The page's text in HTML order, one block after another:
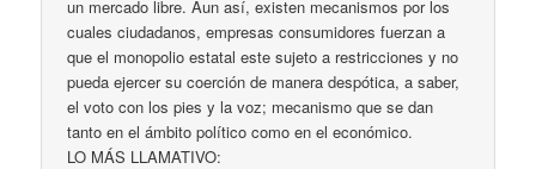
un mercado libre. Aun así, existen mecanismos por los
cuales ciudadanos, empresas consumidores fuerzan a
que el monopolio estatal este sujeto a restricciones y no
pueda ejercer su coerción de manera despótica, a saber,
el voto con los pies y la voz; mecanismo que se dan
tanto en el ámbito político como en el económico.
LO MÁS LLAMATIVO: